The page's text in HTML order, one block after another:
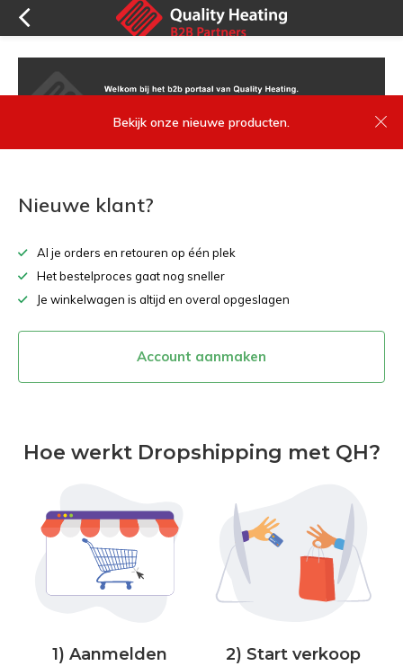
Bekijk onze nieuwe producten.
Nieuwe klant?
Al je orders en retouren op één plek
Het bestelproces gaat nog sneller
Je winkelwagen is altijd en overal opgeslagen
Account aanmaken
Hoe werkt Dropshipping met QH?
1) Aanmelden 2) Start verkoop